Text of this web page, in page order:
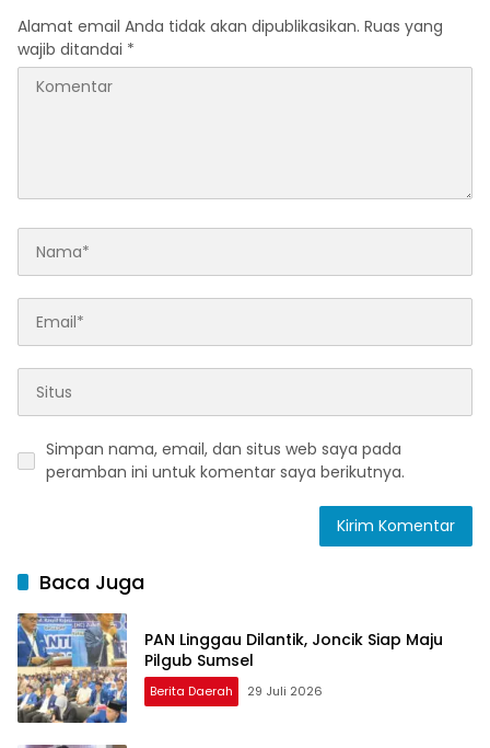
Alamat email Anda tidak akan dipublikasikan. Ruas yang
wajib ditandai *
Simpan nama, email, dan situs web saya pada
peramban ini untuk komentar saya berikutnya.
Baca Juga
PAN Linggau Dilantik, Joncik Siap Maju
Pilgub Sumsel
Berita Daerah 29 Juli 2026